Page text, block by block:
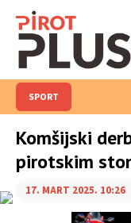
SPORT
Komšijski
pirotskim
17. MART 2025. 10:26